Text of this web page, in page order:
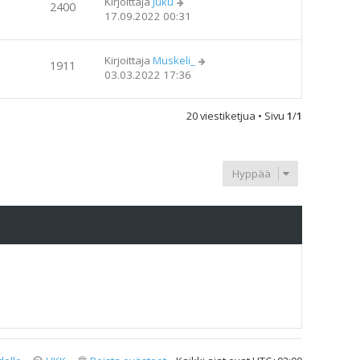
2400
17.09.2022 00:31
1911 Kirjoittaja Muskeli_
03.03.2022 17:36
20 viestiketjua • Sivu 1/1
Hyppää